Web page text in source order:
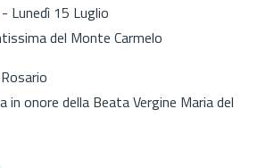
Lunedì 15 Luglio
del Monte Carmelo
in onore della Beata Vergine Maria del